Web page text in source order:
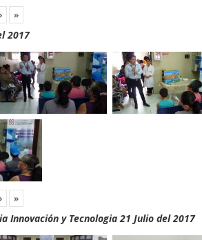
› »
2017
› »
Innovación y Tecnologia 21 Julio del 2017